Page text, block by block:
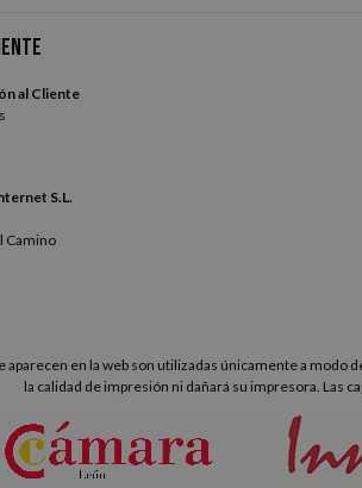
al Cliente
S.L.
Camino
aparecen en la web son utilizadas únicamente a
la calidad de impresión ni dañará su impresora. Las